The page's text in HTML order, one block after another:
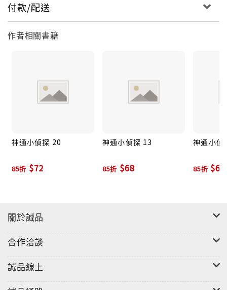
付款/配送
作者相關書籍
神通小偵探 20
85折 $72
神通小偵探 13
85折 $68
神通小偵
85折 $68
關於誠品
合作洽談
誠品線上